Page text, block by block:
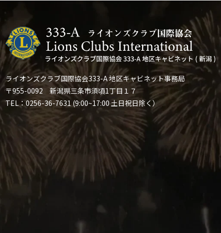
ライオンズクラブ国際協会333-A 地区キャビネット事務局
〒955-0092 新潟県三条市須頃1丁目１７
TEL：0256-36-7631 (9:00~17:00 土日祝日除く）